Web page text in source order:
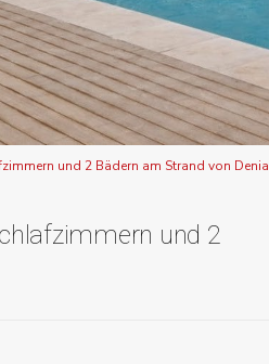
und 2 Bädern am Strand von Denia
und 2